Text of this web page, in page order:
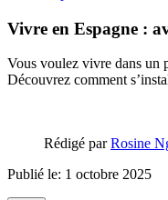
Vivre en Espagne :
Vous voulez vivre dans un
Découvrez comment
Rédigé parRosine
Publié le: 1 octobre 2025